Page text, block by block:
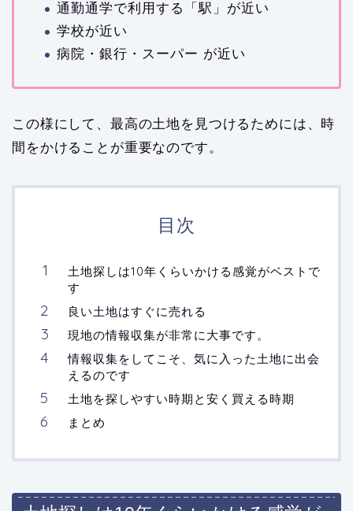
通勤通学で利用する「駅」が近い
学校が近い
病院・銀行・スーパー が近い
この様にして、最高の土地を見つけるためには、時
間をかけることが重要なのです。
目次
土地探しは10年くらいかける感覚がベストで
す
良い土地はすぐに売れる
現地の情報収集が非常に大事です。
情報収集をしてこそ、気に入った土地に出会
えるのです
土地を探しやすい時期と安く買える時期
まとめ